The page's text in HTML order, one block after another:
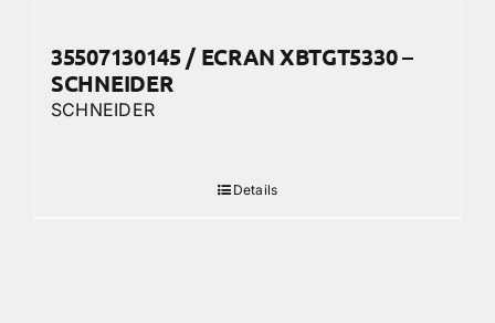
35507130145 / ECRAN XBTGT5330 –
SCHNEIDER
SCHNEIDER
Details